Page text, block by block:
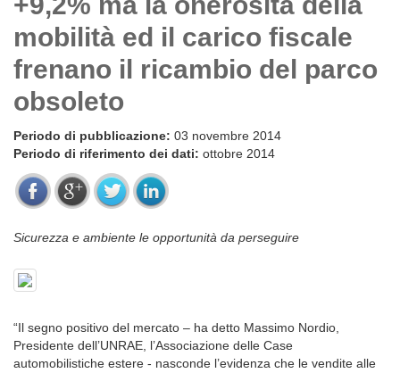
mobilità ed il carico fiscale
frenano il ricambio del parco
obsoleto
Periodo di pubblicazione: 03 novembre 2014
Periodo di riferimento dei dati: ottobre 2014
Sicurezza e ambiente le opportunità da perseguire
“Il segno positivo del mercato – ha detto Massimo Nordio,
Presidente dell’UNRAE, l’Associazione delle Case
automobilistiche estere - nasconde l’evidenza che le vendite alle